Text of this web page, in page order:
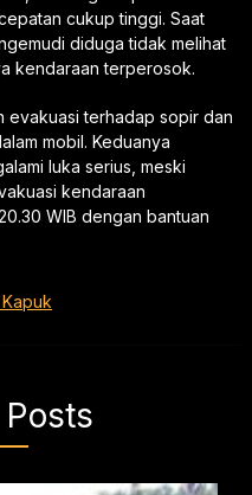
cukup tinggi. Saat
diduga tidak melihat
kendaraan terperosok.
evakuasi terhadap sopir dan
mobil. Keduanya
luka serius, meski
kendaraan
WIB dengan bantuan